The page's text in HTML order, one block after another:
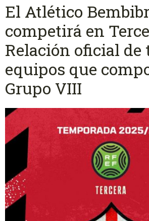
El Atlético
competirá en
Relación oficial de
equipos que
Grupo VIII